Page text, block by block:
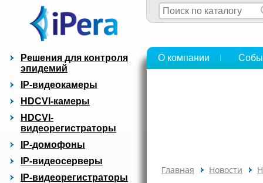
Решения для контроля
эпидемий
IP-видеокамеры
HDCVI-камеры
HDCVI-
видеорегистраторы
IP-домофоны
IP-видеосерверы
IP-видеорегистраторы
О компании
Главная Новости